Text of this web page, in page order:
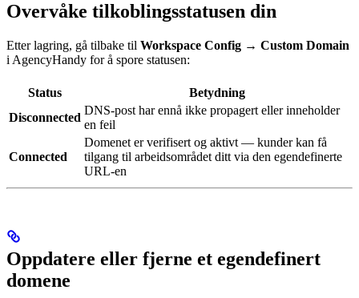
Overvåke tilkoblingsstatusen din
Etter lagring, gå tilbake til Workspace Config → Custom Domain
i AgencyHandy for å spore statusen:
Status
Betydning
Disconnected
DNS-post har ennå ikke propagert eller inneholder
en feil
Connected
Domenet er verifisert og aktivt — kunder kan få
tilgang til arbeidsområdet ditt via den egendefinerte
URL-en
Oppdatere eller fjerne et egendefinert
domene